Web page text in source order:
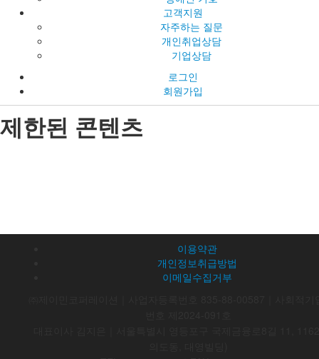
고객지원
자주하는 질문
개인취업상담
기업상담
로그인
회원가입
제한된 콘텐츠
이용약관
개인정보취급방법
이메일수집거부